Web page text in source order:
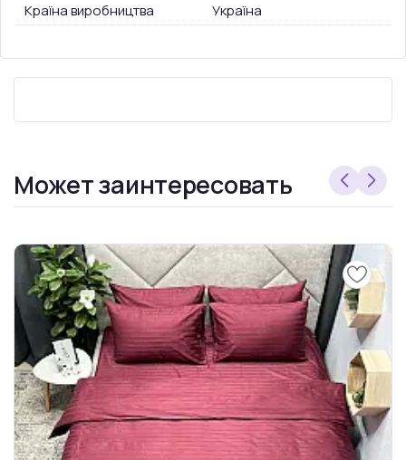
Країна виробництва
Україна
Может заинтересовать